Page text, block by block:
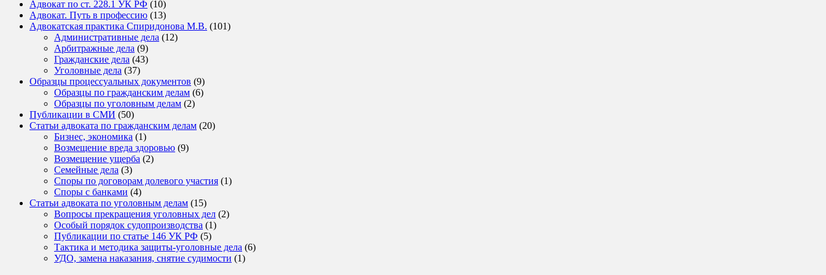
Адвокат по ст. 228.1 УК РФ (10)
Адвокат. Путь в профессию (13)
Адвокатская практика Спиридонова М.В. (101)
Административные дела (12)
Арбитражные дела (9)
Гражданские дела (43)
Уголовные дела (37)
Образцы процессуальных документов (9)
Образцы по гражданским делам (6)
Образцы по уголовным делам (2)
Публикации в СМИ (50)
Статьи адвоката по гражданским делам (20)
Бизнес, экономика (1)
Возмещение вреда здоровью (9)
Возмещение ущерба (2)
Семейные дела (3)
Споры по договорам долевого участия (1)
Споры с банками (4)
Статьи адвоката по уголовным делам (15)
Вопросы прекращения уголовных дел (2)
Особый порядок судопроизводства (1)
Публикации по статье 146 УК РФ (5)
Тактика и методика защиты-уголовные дела (6)
УДО, замена наказания, снятие судимости (1)